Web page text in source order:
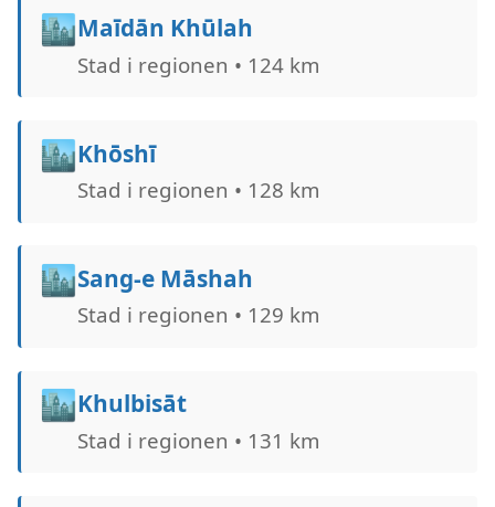
🏙️Maīdān Khūlah
Stad i regionen • 124 km
🏙️Khōshī
Stad i regionen • 128 km
🏙️Sang-e Māshah
Stad i regionen • 129 km
🏙️Khulbisāt
Stad i regionen • 131 km